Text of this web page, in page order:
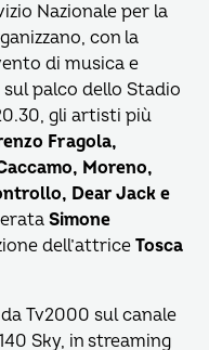
Nazionale per la
con la
di musica e
palco dello Stadio
gli artisti più
Fragola,
Moreno,
Dear Jack e
Simone
dell’attrice Tosca
Tv2000 sul canale
Sky, in streaming